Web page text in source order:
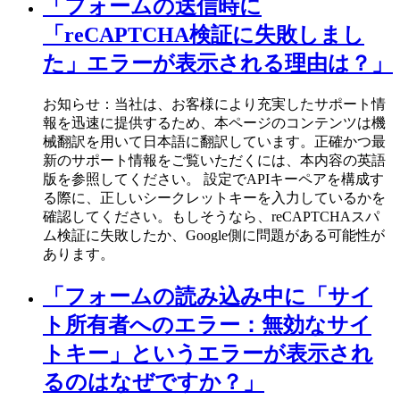
「フォームの送信時に
「reCAPTCHA検証に失敗しまし
た」エラーが表示される理由は？」
お知らせ：当社は、お客様により充実したサポート情
報を迅速に提供するため、本ページのコンテンツは機
械翻訳を用いて日本語に翻訳しています。正確かつ最
新のサポート情報をご覧いただくには、本内容の英語
版を参照してください。 設定でAPIキーペアを構成す
る際に、正しいシークレットキーを入力しているかを
確認してください。もしそうなら、reCAPTCHAスパ
ム検証に失敗したか、Google側に問題がある可能性が
あります。
「フォームの読み込み中に「サイ
ト所有者へのエラー：無効なサイ
トキー」というエラーが表示され
るのはなぜですか？」